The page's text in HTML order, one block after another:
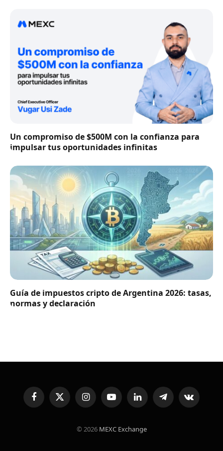
Un compromiso de $500M con la confianza para
impulsar tus oportunidades infinitas
Guía de impuestos cripto de Argentina 2026: tasas,
normas y declaración
FacebookX
(Twitter)
InstagramYouTubeLinkedInTelegramVKontakte
© 2026 MEXC Exchange